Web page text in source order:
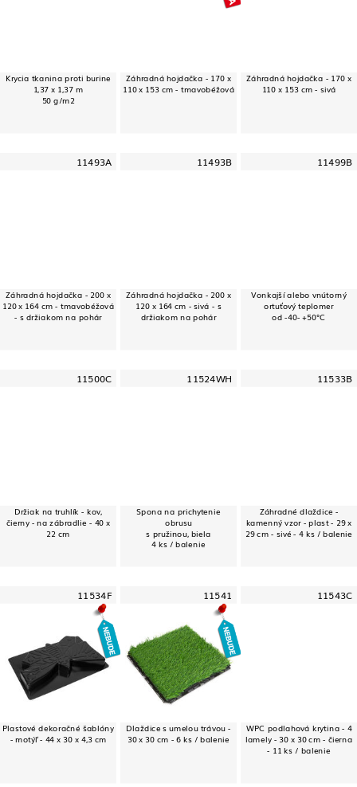
Krycia tkanina proti burine
1,37 x 1,37 m
50 g/m2
Záhradná hojdačka - 170 x
110 x 153 cm - tmavobéžová
Záhradná hojdačka - 170 x
110 x 153 cm - sivá
11493A
Záhradná hojdačka - 200 x
120 x 164 cm - tmavobéžová
- s držiakom na pohár
11493B
Záhradná hojdačka - 200 x
120 x 164 cm - sivá - s
držiakom na pohár
11499B
Vonkajší alebo vnútorný
ortuťový teplomer
od -40- +50°C
11500C
Držiak na truhlík - kov,
čierny - na zábradlie - 40 x
22 cm
11524WH
Spona na prichytenie
obrusu
s pružinou, biela
4 ks / balenie
11533B
Záhradné dlaždice -
kamenný vzor - plast - 29 x
29 cm - sivé - 4 ks / balenie
11534F
Plastové dekoračné šablóny
- motýľ - 44 x 30 x 4,3 cm
11541
Dlaždice s umelou trávou -
30 x 30 cm - 6 ks / balenie
11543C
WPC podlahová krytina - 4
lamely - 30 x 30 cm - čierna
- 11 ks / balenie